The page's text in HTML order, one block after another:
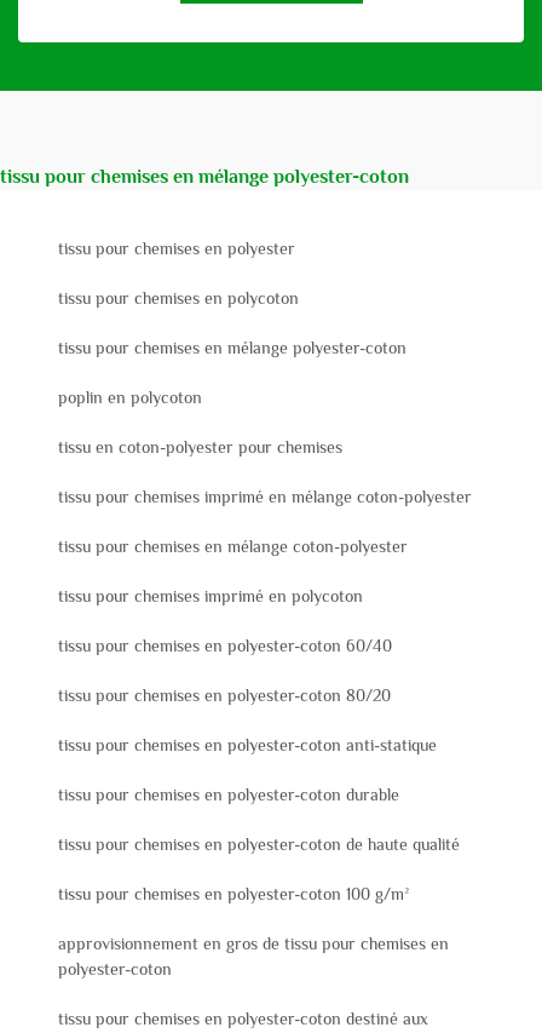
tissu pour chemises en mélange polyester-coton
tissu pour chemises en polyester
tissu pour chemises en polycoton
tissu pour chemises en mélange polyester-coton
poplin en polycoton
tissu en coton-polyester pour chemises
tissu pour chemises imprimé en mélange coton-polyester
tissu pour chemises en mélange coton-polyester
tissu pour chemises imprimé en polycoton
tissu pour chemises en polyester-coton 60/40
tissu pour chemises en polyester-coton 80/20
tissu pour chemises en polyester-coton anti-statique
tissu pour chemises en polyester-coton durable
tissu pour chemises en polyester-coton de haute qualité
tissu pour chemises en polyester-coton 100 g/m²
approvisionnement en gros de tissu pour chemises en
polyester-coton
tissu pour chemises en polyester-coton destiné aux